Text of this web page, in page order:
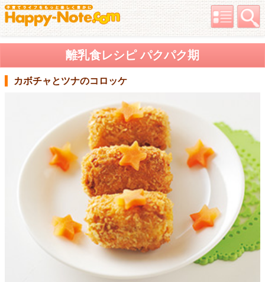
離乳食レシピ パクパク期
カボチャとツナのコロッケ